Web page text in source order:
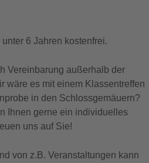
unter 6 Jahren kostenfrei.
Vereinbarung außerhalb der
wäre es mit einem Klassentreffen
in den Schlossgemäuern?
Ihnen gerne ein individuelles
uns auf Sie!
von z.B. Veranstaltungen kann